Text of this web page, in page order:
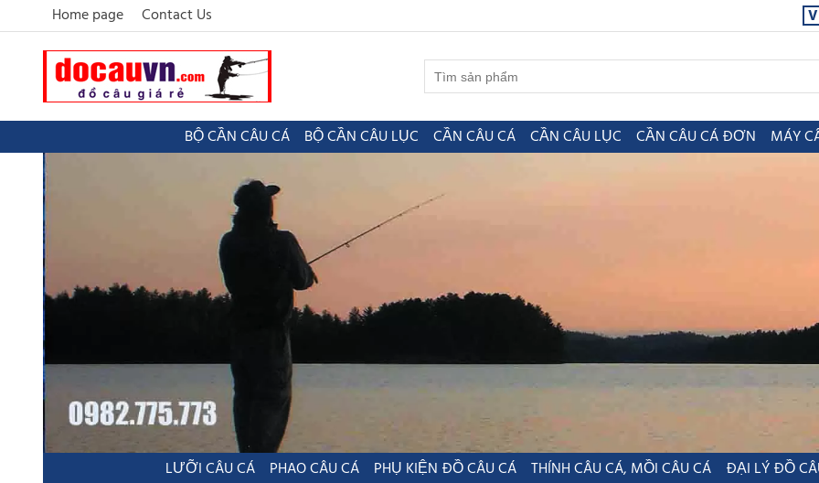
Home page Contact Us
BỘ CẦN CÂU CÁ BỘ CẦN CÂU LỤC CẦN CÂU CÁ CẦN CÂU LỤC CẦN CÂU CÁ ĐƠN MÁY
LƯỠI CÂU CÁ PHAO CÂU CÁ PHỤ KIỆN ĐỒ CÂU CÁ THÍNH CÂU CÁ, MỒI CÂU CÁ
ĐẠI LÝ ĐỒ